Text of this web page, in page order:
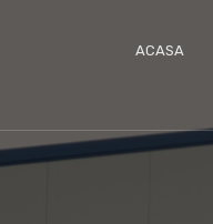
ACASA